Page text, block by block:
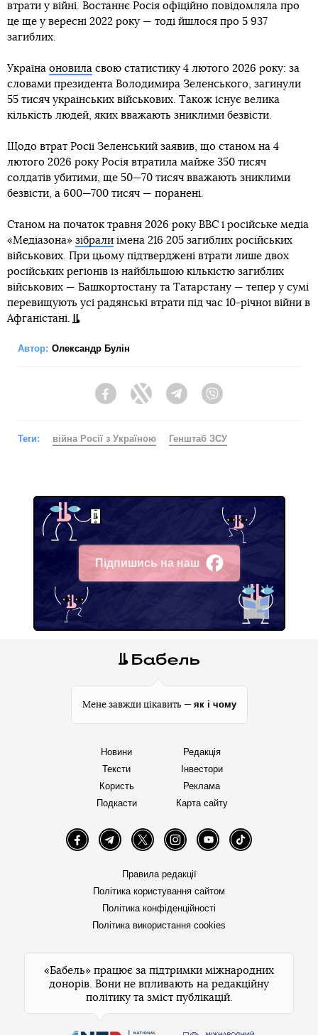
втрати у війні. Востаннє Росія офіційно повідомляла про
це ще у вересні 2022 року — тоді йшлося про 5 937
загиблих.
Україна оновила свою статистику 4 лютого 2026 року: за
словами президента Володимира Зеленського, загинули
55 тисяч українських військових. Також існує велика
кількість людей, яких вважають зниклими безвісти.
Щодо втрат Росії Зеленський заявив, що станом на 4
лютого 2026 року Росія втратила майже 350 тисяч
солдатів убитими, ще 50—70 тисяч вважають зниклими
безвісти, а 600—700 тисяч — поранені.
Станом на початок травня 2026 року BBC і російське медіа
«Медіазона» зібрали імена 216 205 загиблих російських
військових. При цьому підтверджені втрати лише двох
російських регіонів із найбільшою кількістю загиблих
військових — Башкортостану та Татарстану — тепер у сумі
перевищують усі радянські втрати під час 10-річної війни в
Афганістані.
Автор: Олександр Булін
FacebookTwitter Telegram
Теги: війна Росії з Україною Генштаб ЗСУ
Підпишись на наш
Facebook
Мене завжди цікавить — як і чому
Новини
Тексти
Користь
Подкасти
Редакція
Інвестори
Реклама
Карта сайту
FacebookTelegramTwitter InstagramYouTube TikTok
Правила редакції
Політика користування сайтом
Політика конфіденційності
Політика використання cookies
«Бабель» працює за підтримки міжнародних
донорів. Вони не впливають на редакційну
політику та зміст публікацій.